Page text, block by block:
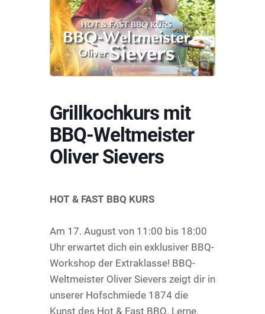
Grillkochkurs mit
BBQ-Weltmeister
Oliver Sievers
HOT & FAST BBQ KURS
Am 17. August von 11:00 bis 18:00
Uhr erwartet dich ein exklusiver BBQ-
Workshop der Extraklasse! BBQ-
Weltmeister Oliver Sievers zeigt dir in
unserer Hofschmiede 1874 die
Kunst des Hot & Fast BBQ. Lerne,